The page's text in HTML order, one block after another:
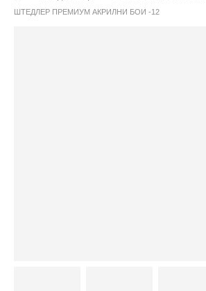
ШТЕДЛЕР ПРЕМИУМ АКРИЛНИ БОИ -12